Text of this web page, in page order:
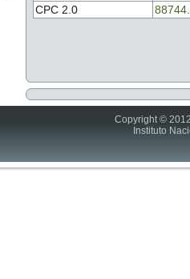
CPC 2.0
Copyright ©
Instituto